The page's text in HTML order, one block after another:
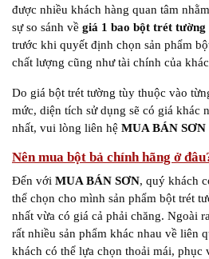
được nhiều khách hàng quan tâm
sự so sánh về giá 1 bao bột trét tường
trước khi quyết định chọn sản phẩm
chất lượng cũng như tài chính của
Do giá bột trét tường tùy thuộc vào
mức, diện tích sử dụng sẽ có giá khác
nhất, vui lòng liên hệ MUA BÁN SƠN
Nên mua bột bả chính hãng ở
Đến với MUA BÁN SƠN, quý khách
thể chọn cho mình sản phẩm bột trét
nhất vừa có giá cả phải chăng. Ngoài
rất nhiều sản phẩm khác nhau về liên
khách có thể lựa chọn thoải mái, phục